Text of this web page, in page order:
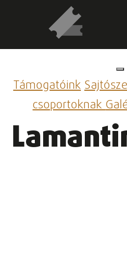
Támogatóink
csoportoknak